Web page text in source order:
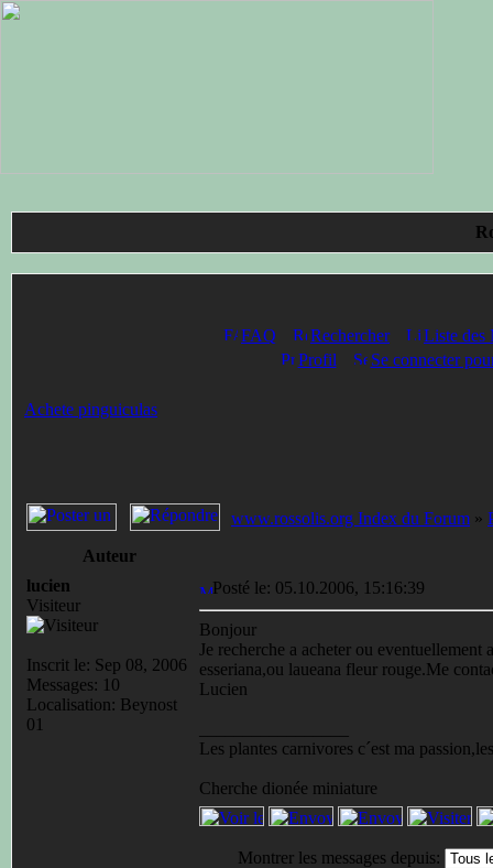
FAQ Rechercher
Liste des
Profil
Se connecter
Achete pinguiculas
www.rossolis.org Index du Forum »
Auteur
lucien
Visiteur
Inscrit le: Sep 08, 2006
Messages: 10
Localisation: Beynost
01
Posté le: 05.10.2006, 15:16:39
Bonjour
Je recherche a acheter ou
esseriana,ou laueana fleur rouge.Me
Lucien
Les plantes carnivores c´est ma
Cherche dionée miniature
Montrer les messages depuis: